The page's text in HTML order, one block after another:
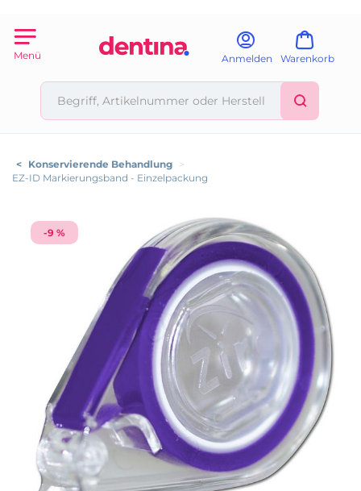
Menü Anmelden Warenkorb
< Konservierende Behandlung >
EZ-ID Markierungsband - Einzelpackung
-9 %